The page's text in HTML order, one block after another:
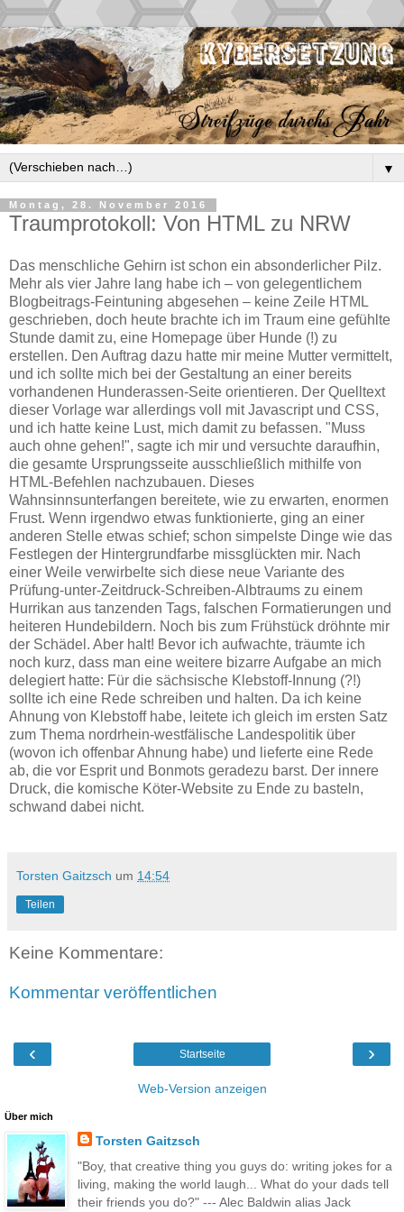
▼
Montag, 28. November 2016
Traumprotokoll: Von HTML zu NRW
Das menschliche Gehirn ist schon ein absonderlicher Pilz.
Mehr als vier Jahre lang habe ich – von gelegentlichem
Blogbeitrags-Feintuning abgesehen – keine Zeile HTML
geschrieben, doch heute brachte ich im Traum eine gefühlte
Stunde damit zu, eine Homepage über Hunde (!) zu
erstellen. Den Auftrag dazu hatte mir meine Mutter vermittelt,
und ich sollte mich bei der Gestaltung an einer bereits
vorhandenen Hunderassen-Seite orientieren. Der Quelltext
dieser Vorlage war allerdings voll mit Javascript und CSS,
und ich hatte keine Lust, mich damit zu befassen. "Muss
auch ohne gehen!", sagte ich mir und versuchte daraufhin,
die gesamte Ursprungsseite ausschließlich mithilfe von
HTML-Befehlen nachzubauen. Dieses
Wahnsinnsunterfangen bereitete, wie zu erwarten, enormen
Frust. Wenn irgendwo etwas funktionierte, ging an einer
anderen Stelle etwas schief; schon simpelste Dinge wie das
Festlegen der Hintergrundfarbe missglückten mir. Nach
einer Weile verwirbelte sich diese neue Variante des
Prüfung-unter-Zeitdruck-Schreiben-Albtraums zu einem
Hurrikan aus tanzenden Tags, falschen Formatierungen und
heiteren Hundebildern. Noch bis zum Frühstück dröhnte mir
der Schädel. Aber halt! Bevor ich aufwachte, träumte ich
noch kurz, dass man eine weitere bizarre Aufgabe an mich
delegiert hatte: Für die sächsische Klebstoff-Innung (?!)
sollte ich eine Rede schreiben und halten. Da ich keine
Ahnung von Klebstoff habe, leitete ich gleich im ersten Satz
zum Thema nordrhein-westfälische Landespolitik über
(wovon ich offenbar Ahnung habe) und lieferte eine Rede
ab, die vor Esprit und Bonmots geradezu barst. Der innere
Druck, die komische Köter-Website zu Ende zu basteln,
schwand dabei nicht.
Torsten Gaitzsch um 14:54
Teilen
Keine Kommentare:
Kommentar veröffentlichen
‹ ›
Startseite
Web-Version anzeigen
Über mich
Torsten Gaitzsch
"Boy, that creative thing you guys do: writing jokes for a
living, making the world laugh... What do your dads tell
their friends you do?" --- Alec Baldwin alias Jack